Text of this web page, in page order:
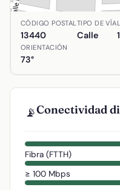
Ubicación de Calle
CÓDIGO POSTAL
13440
TIPO DE VÍA
Calle
ORIENTACIÓN
73°
📡Conectividad
Fibra (FTTH)
≥ 100 Mbps